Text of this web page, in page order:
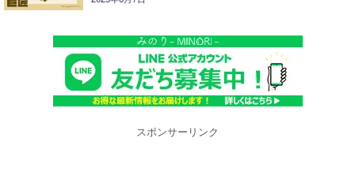
スポンサーリンク